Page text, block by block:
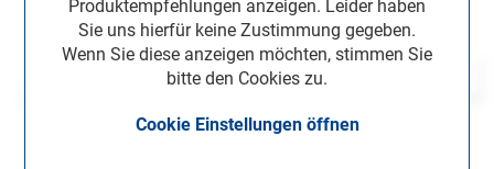
Produktempfehlungen anzeigen. Leider haben
Sie uns hierfür keine Zustimmung gegeben.
Wenn Sie diese anzeigen möchten, stimmen Sie
bitte den Cookies zu.
Cookie Einstellungen öffnen